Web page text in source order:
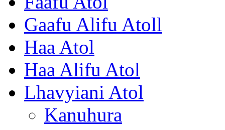
Gaafu Alifu Atoll
Haa Atol
Haa Alifu Atol
Lhavyiani Atol
Kanuhura